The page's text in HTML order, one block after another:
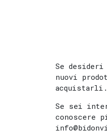
Se
nuovi
acquistarli.
Se sei
conoscere